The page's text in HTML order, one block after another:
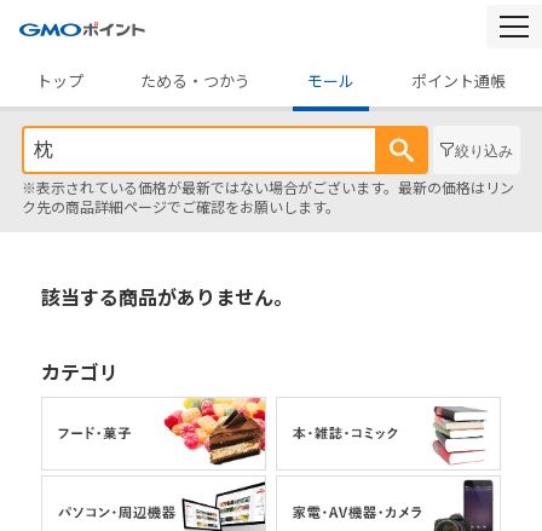
トップ
ためる・つかう モール ポイント通帳
絞り込み
※表示されている価格が最新ではない場合がございます。最新の価格はリン
ク先の商品詳細ページでご確認をお願いします。
該当する商品がありません。
カテゴリ